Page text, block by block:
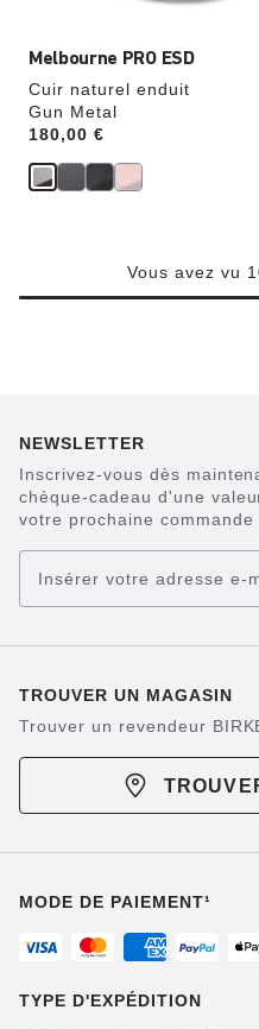
Melbourne PRO ESD
Cuir naturel enduit
Gun Metal
Price:
180,00 €
Vous avez vu
NEWSLETTER
Inscrivez-vous dès
chèque-cadeau d'une
votre prochaine commande
Insérer votre adresse e-
TROUVER UN MAGASIN
Trouver un revendeur
MODE DE PAIEMENT¹
TYPE D'EXPÉDITION